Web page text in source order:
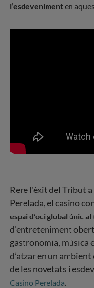
l’esdevenimenten
Rere l'èxit del Tribut
Perelada, el casino
espai d’oci global únic
d’entreteniment
gastronomia, música
d’atzar en un
de les novetats i
Casino Perelada.